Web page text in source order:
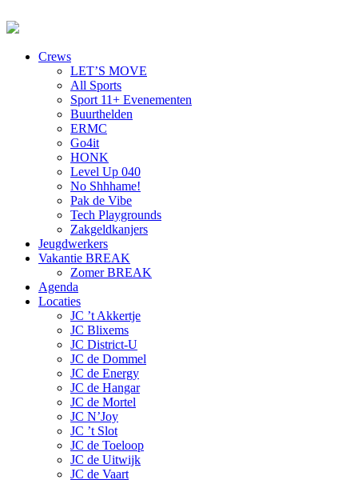
Crews
LET’S MOVE
All Sports
Sport 11+ Evenementen
Buurthelden
ERMC
Go4it
HONK
Level Up 040
No Shhhame!
Pak de Vibe
Tech Playgrounds
Zakgeldkanjers
Jeugdwerkers
Vakantie BREAK
Zomer BREAK
Agenda
Locaties
JC ’t Akkertje
JC Blixems
JC District-U
JC de Dommel
JC de Energy
JC de Hangar
JC de Mortel
JC N’Joy
JC ’t Slot
JC de Toeloop
JC de Uitwijk
JC de Vaart